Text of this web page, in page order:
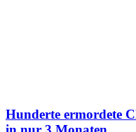
Hunderte ermordete